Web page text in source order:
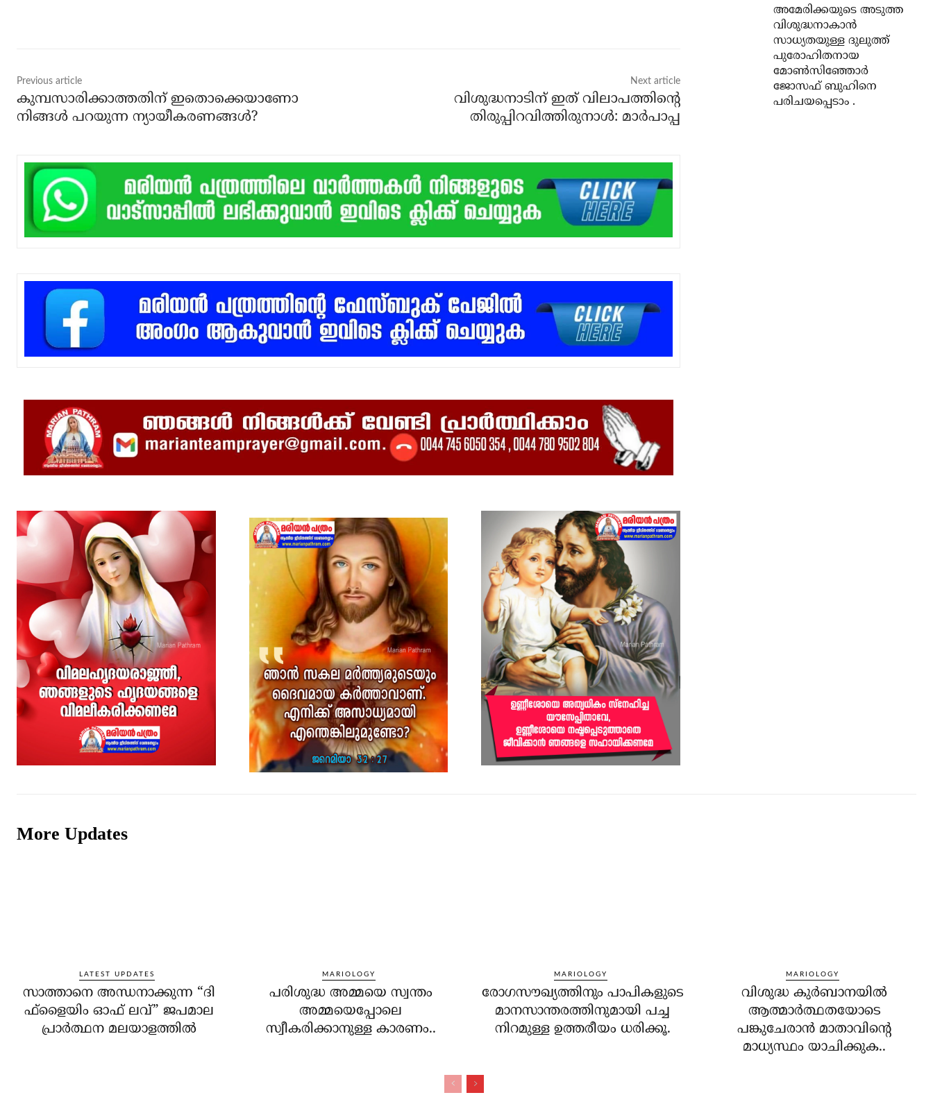
Previous article
കുമ്പസാരിക്കാത്തതിന് ഇതൊക്കെയാണോ
നിങ്ങള്‍ പറയുന്ന ന്യായീകരണങ്ങള്‍?
Next article
വിശുദ്ധനാടിന് ഇത് വിലാപത്തിന്റെ
തിരുപ്പിറവിത്തിരുനാള്‍: മാര്‍പാപ്പ
അമേരിക്കയുടെ അടുത്ത
വിശുദ്ധനാകാൻ
സാധ്യതയുള്ള ദുലുത്ത്
പുരോഹിതനായ
മോൺസിഞ്ഞോർ
ജോസഫ് ബുഹിനെ
പരിചയപ്പെടാം .
More Updates
LATEST UPDATES
സാത്താനെ അന്ധനാക്കുന്ന “ദി
ഫ്‌ളൈയിം ഓഫ് ലവ്” ജപമാല
പ്രാർത്ഥന മലയാളത്തിൽ
MARIOLOGY
പരിശുദ്ധ അമ്മയെ സ്വന്തം
അമ്മയെപ്പോലെ
സ്വീകരിക്കാനുള്ള കാരണം..
MARIOLOGY
രോഗസൗഖ്യത്തിനും പാപികളുടെ
മാനസാന്തരത്തിനുമായി പച്ച
നിറമുള്ള ഉത്തരീയം ധരിക്കൂ.
MARIOLOGY
വിശുദ്ധ കുര്‍ബാനയില്‍
ആത്മാര്‍ത്ഥതയോടെ
പങ്കുചേരാന്‍ മാതാവിന്റെ
മാധ്യസ്ഥം യാചിക്കുക..